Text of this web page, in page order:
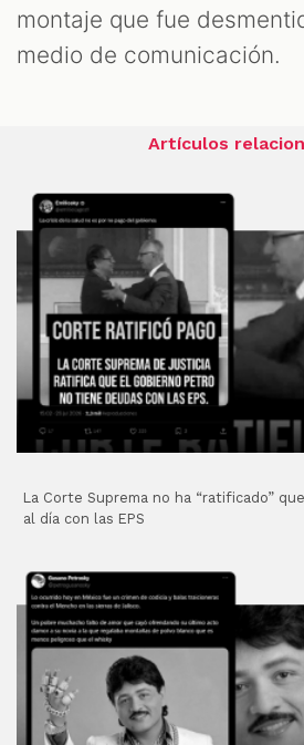
montaje que fue
medio de comunicación.
Artículos
La Corte Suprema no ha “ratificado”
al día con las EPS